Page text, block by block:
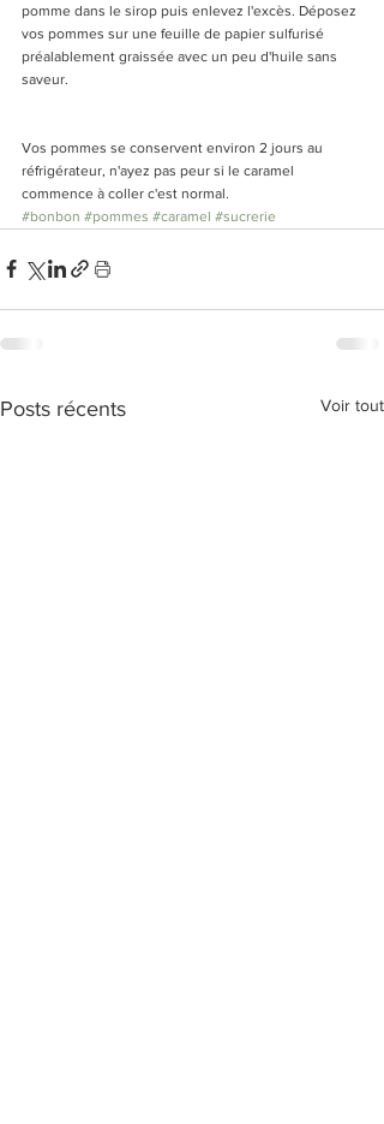
pomme dans le sirop puis enlevez l'excès. Déposez
vos pommes sur une feuille de papier sulfurisé
préalablement graissée avec un peu d'huile sans
saveur.
Vos pommes se conservent environ 2 jours au
réfrigérateur, n'ayez pas peur si le caramel
commence à coller c'est normal.
#bonbon #pommes #caramel #sucrerie
Posts récents Voir tout